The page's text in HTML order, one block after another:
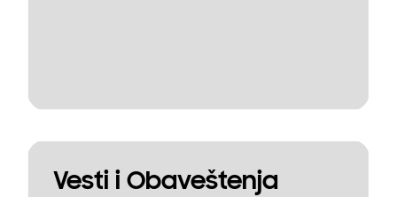
Vesti i Obaveštenja